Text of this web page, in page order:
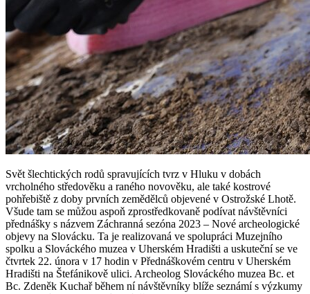
Svět šlechtických rodů spravujících tvrz v Hluku v dobách
vrcholného středověku a raného novověku, ale také kostrové
pohřebiště z doby prvních zemědělců objevené v Ostrožské Lhotě.
Všude tam se můžou aspoň zprostředkovaně podívat návštěvníci
přednášky s názvem Záchranná sezóna 2023 – Nové archeologické
objevy na Slovácku. Ta je realizovaná ve spolupráci Muzejního
spolku a Slováckého muzea v Uherském Hradišti a uskuteční se ve
čtvrtek 22. února v 17 hodin v Přednáškovém centru v Uherském
Hradišti na Štefánikově ulici. Archeolog Slováckého muzea Bc. et
Bc. Zdeněk Kuchař během ní návštěvníky blíže seznámí s výzkumy